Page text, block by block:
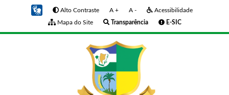
Alto Contraste A + A -
Acessibilidade
Mapa do Site
Transparência E-SIC